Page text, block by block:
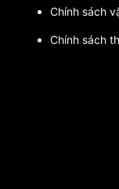
Chính sách
Chính sách